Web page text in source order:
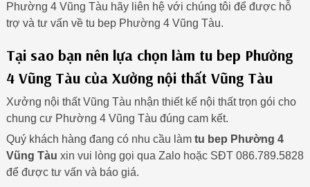
Phường 4 Vũng Tàu hãy liên hệ với chúng tôi để được hỗ
trợ và tư vấn về tu bep Phường 4 Vũng Tàu.
Tại sao bạn nên lựa chọn làm tu bep Phường
4 Vũng Tàu của Xưởng nội thất Vũng Tàu
Xưởng nội thất Vũng Tàu nhận thiết kế nội thất trọn gói cho
chung cư Phường 4 Vũng Tàu đúng cam kết.
Quý khách hàng đang có nhu cầu làm tu bep Phường 4
Vũng Tàu xin vui lòng gọi qua Zalo hoặc SĐT 086.789.5828
để được tư vấn và báo giá.